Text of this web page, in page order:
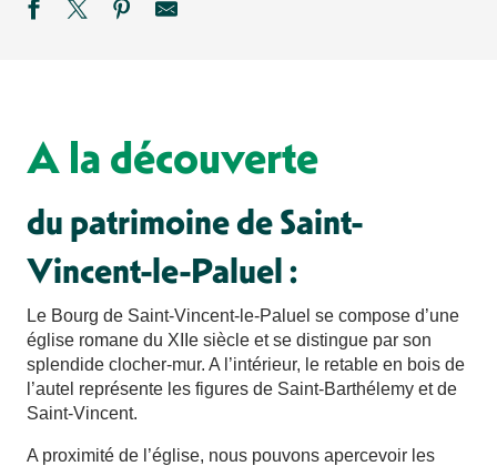
A la découverte
du patrimoine de Saint-
Vincent-le-Paluel :
Le Bourg de Saint-Vincent-le-Paluel se compose d’une
église romane du XIIe siècle et se distingue par son
splendide clocher-mur. A l’intérieur, le retable en bois de
l’autel représente les figures de Saint-Barthélemy et de
Saint-Vincent.
A proximité de l’église, nous pouvons apercevoir les